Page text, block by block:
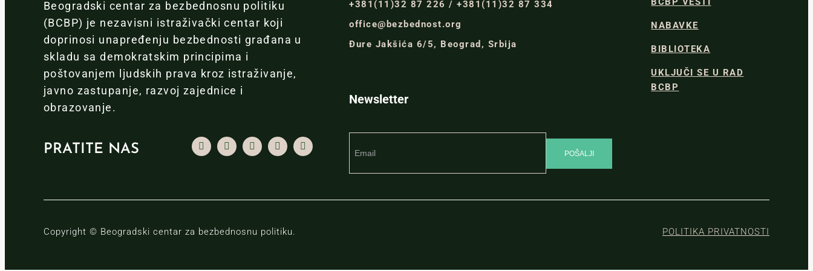
Beogradski centar za bezbednosnu politiku
(BCBP) je nezavisni istraživački centar koji
doprinosi unapređenju bezbednosti građana u
skladu sa demokratskim principima i
poštovanjem ljudskih prava kroz istraživanje,
javno zastupanje, razvoj zajednice i
obrazovanje.
PRATITE NAS
+381(11)32 87 226 / +381(11)32 87 334
office@bezbednost.org
Đure Jakšića 6/5, Beograd, Srbija
Newsletter
NABAVKE
BIBLIOTEKA
UKLJUČI SE U RAD
BCBP
Copyright © Beogradski centar za bezbednosnu politiku. POLITIKA PRIVATNOSTI